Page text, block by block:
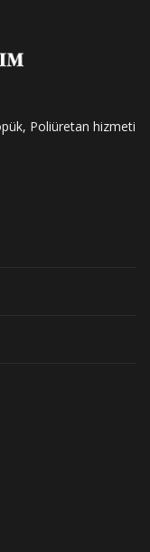
Poliüretan hizmeti